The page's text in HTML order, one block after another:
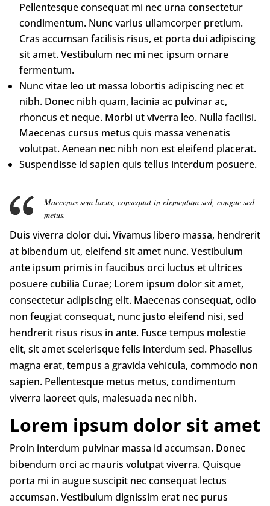
Pellentesque consequat mi nec urna consectetur
condimentum. Nunc varius ullamcorper pretium.
Cras accumsan facilisis risus, et porta dui adipiscing
sit amet. Vestibulum nec mi nec ipsum ornare
fermentum.
Nunc vitae leo ut massa lobortis adipiscing nec et
nibh. Donec nibh quam, lacinia ac pulvinar ac,
rhoncus et neque. Morbi ut viverra leo. Nulla facilisi.
Maecenas cursus metus quis massa venenatis
volutpat. Aenean nec nibh non est eleifend placerat.
Suspendisse id sapien quis tellus interdum posuere.
Maecenas sem lacus, consequat in elementum sed, congue sed
metus.
Duis viverra dolor dui. Vivamus libero massa, hendrerit
at bibendum ut, eleifend sit amet nunc. Vestibulum
ante ipsum primis in faucibus orci luctus et ultrices
posuere cubilia Curae; Lorem ipsum dolor sit amet,
consectetur adipiscing elit. Maecenas consequat, odio
non feugiat consequat, nunc justo eleifend nisi, sed
hendrerit risus risus in ante. Fusce tempus molestie
elit, sit amet scelerisque felis interdum sed. Phasellus
magna erat, tempus a gravida vehicula, commodo non
sapien. Pellentesque metus metus, condimentum
viverra laoreet quis, malesuada nec nibh.
Lorem ipsum dolor sit amet
Proin interdum pulvinar massa id accumsan. Donec
bibendum orci ac mauris volutpat viverra. Quisque
porta mi in augue suscipit nec consequat lectus
accumsan. Vestibulum dignissim erat nec purus